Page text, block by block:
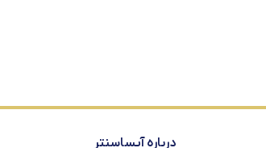
درباره آیساسنتر